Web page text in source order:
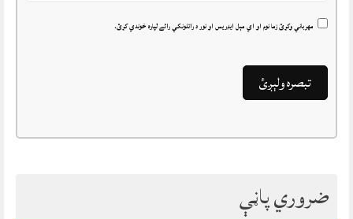
مهرباني وکړئ زما نوم او اي مېل ايډريس او نور د راتلونکي رائے لپاره خوندي کړئ.
ضروري پاڼې